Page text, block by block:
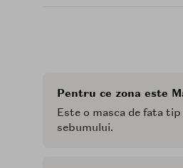
Pentru ce zona este
Este o masca de fata
sebumului.